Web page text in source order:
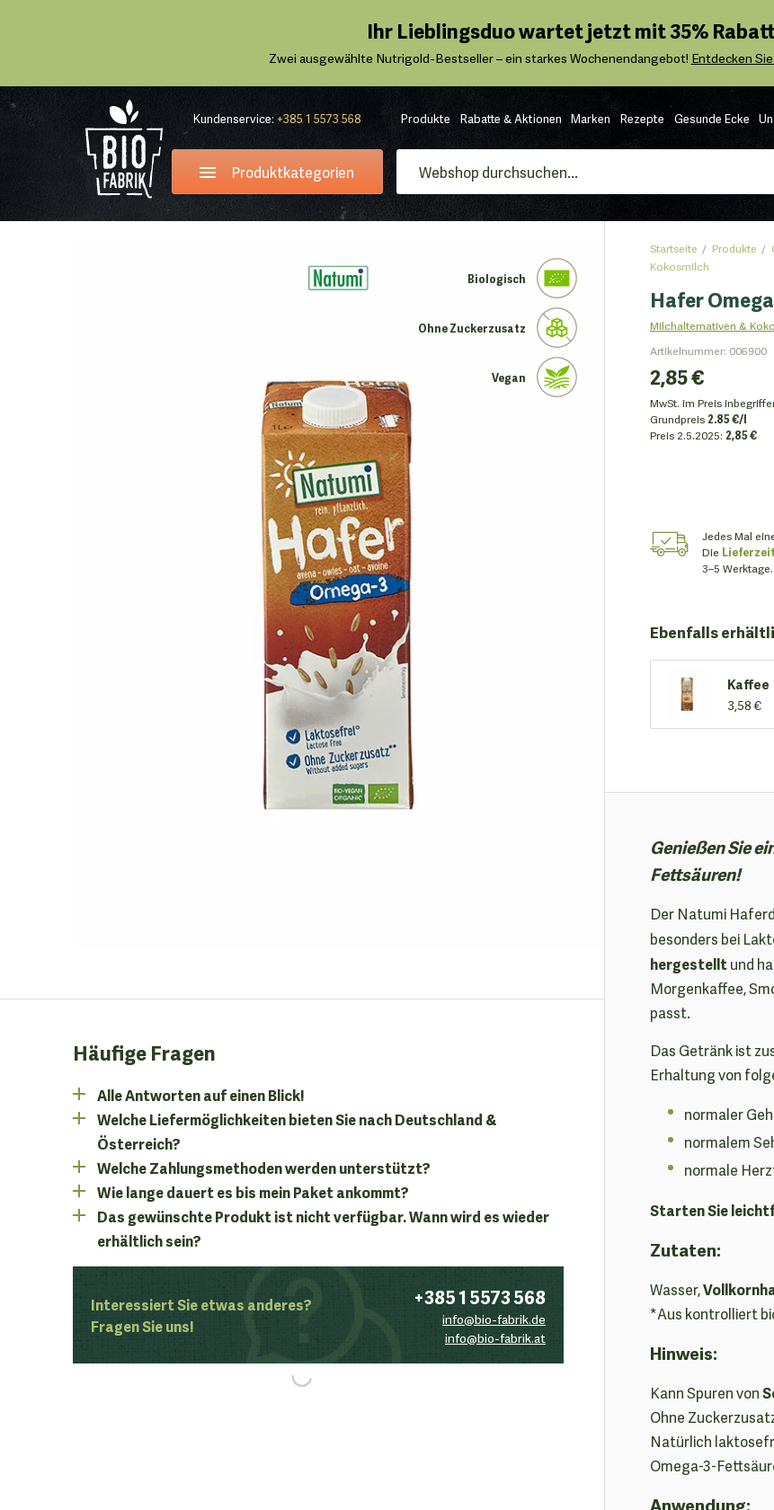
Ihr Lieblingsduo wartet jetzt mit 35%
Zwei ausgewählte Nutrigold-Bestseller – ein starkes Wochenendangebot! Entdecken
Kundenservice: +385 1 5573 568
Produktkategorien
Produkte Rabatte & Aktionen Marken Rezepte Gesunde Ecke
Biologisch
Ohne Zuckerzusatz
Vegan
Häufige Fragen
Alle Antworten auf einen Blick!
Welche Liefermöglichkeiten bieten Sie nach Deutschland &
Österreich?
Welche Zahlungsmethoden werden unterstützt?
Wie lange dauert es bis mein Paket ankommt?
Das gewünschte Produkt ist nicht verfügbar. Wann wird es wieder
erhältlich sein?
Interessiert Sie etwas anderes?
Fragen Sie uns!
+385 1 5573 568
info@bio-fabrik.de
info@bio-fabrik.at
Startseite Produkte
Kokosmilch
Hafer
Milchalternativen &
Artikelnummer: 006900
2,85 €
MwSt. im Preis
Grundpreis 2.85 €/l
Preis 2.5.2025: 2,85 €
Jedes Mal
Die
3–5 Werktage.
Ebenfalls
Kaffee
3,58 €
Genießen Sie
Fettsäuren!
Der Natumi
besonders bei
hergestelltund
Morgenkaffee,
passt.
Das Getränk ist
Erhaltung von
normaler
normalem
normale
Starten Sie
Zutaten:
Wasser,
*Aus kontrolliert
Hinweis:
Kann Spuren von
Ohne
Natürlich
Omega-3-
Anwendung: